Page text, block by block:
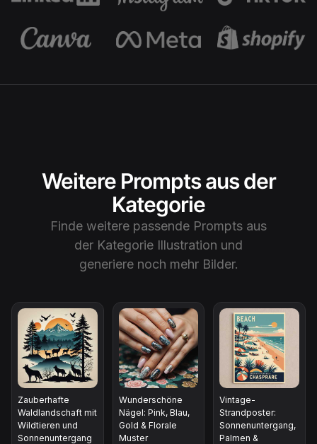
Weitere Prompts aus der
Kategorie
Finde weitere passende Prompts aus
der Kategorie Illustration und
generiere noch mehr Bilder.
Zauberhafte
Waldlandschaft mit
Wildtieren und
Sonnenuntergang
Wunderschöne
Nägel: Pink, Blau,
Gold & Florale
Muster
Vintage-
Strandposter:
Sonnenuntergang,
Palmen &